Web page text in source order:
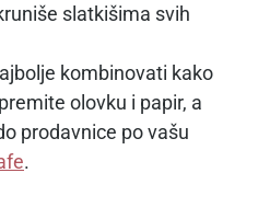
slatkišima svih
kombinovati kako
olovku i papir, a
prodavnice po vašu
.